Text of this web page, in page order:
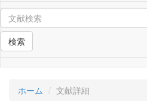
検索
ホーム 文献詳細